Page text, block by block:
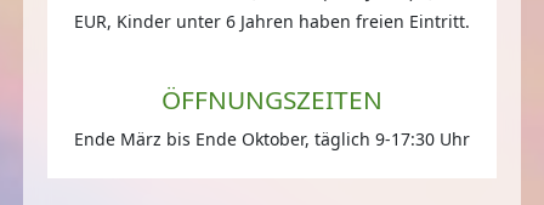
EUR, Kinder unter 6 Jahren haben freien Eintritt.
ÖFFNUNGSZEITEN
Ende März bis Ende Oktober, täglich 9-17:30 Uhr